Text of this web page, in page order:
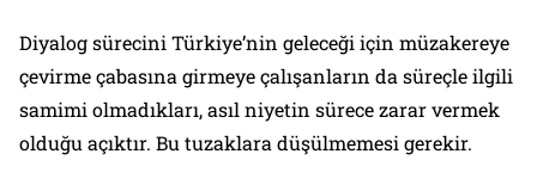
Diyalog sürecini Türkiye’nin geleceği için müzakereye
çevirme çabasına girmeye çalışanların da süreçle ilgili
samimi olmadıkları, asıl niyetin sürece zarar vermek
olduğu açıktır. Bu tuzaklara düşülmemesi gerekir.